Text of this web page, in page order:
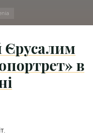
Єрусалим
в